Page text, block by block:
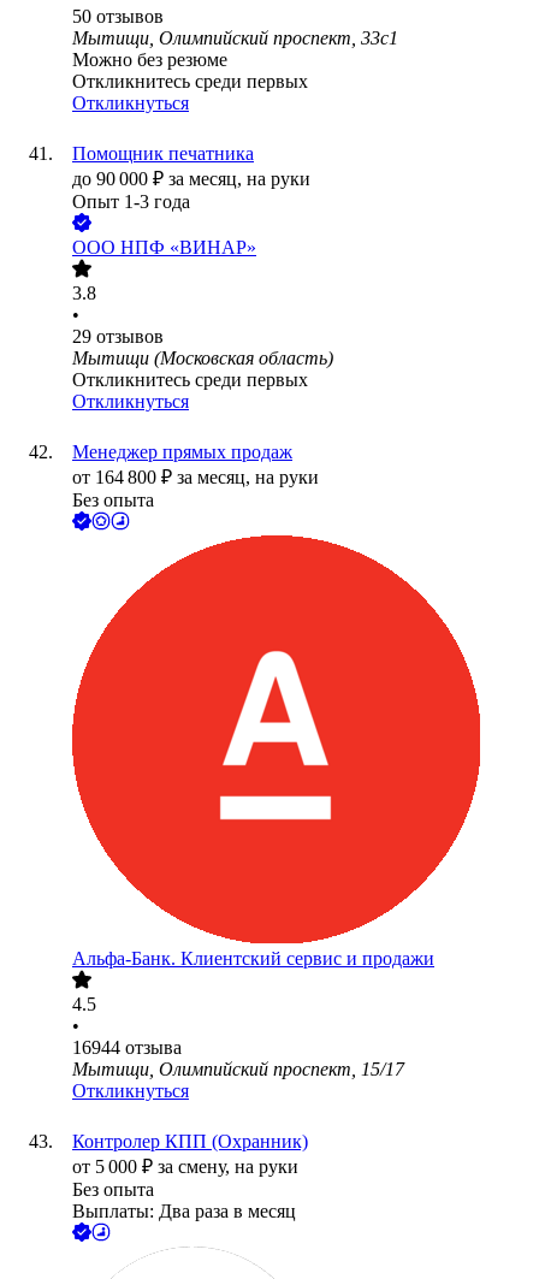
50 отзывов
Мытищи, Олимпийский проспект, 33с1
Можно без резюме
Откликнитесь среди первых
Откликнуться
Помощник печатника
до 90 000 ₽ за месяц, на руки
Опыт 1-3 года
ООО НПФ «ВИНАР»
3.8
•
29 отзывов
Мытищи (Московская область)
Откликнитесь среди первых
Откликнуться
Менеджер прямых продаж
от 164 800 ₽ за месяц, на руки
Без опыта
Альфа-Банк. Клиентский сервис и продажи
4.5
•
16944 отзыва
Мытищи, Олимпийский проспект, 15/17
Откликнуться
Контролер КПП (Охранник)
от 5 000 ₽ за смену, на руки
Без опыта
Выплаты: Два раза в месяц